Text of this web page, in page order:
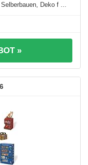
Deko f ...
»
6